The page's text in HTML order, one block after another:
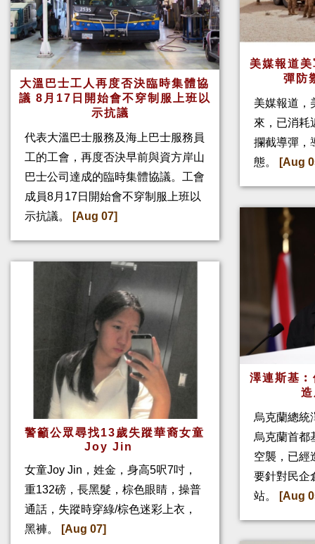
大溫巴士工人再度否決臨時集體協
議 8月17日開始會不穿制服上班以
示抗議
代表大溫巴士服務及海上巴士服務員
工的工會，再度否決早前與資方岸山
巴士公司達成的臨時集體協議。工會
成員8月17日開始會不穿制服上班以
示抗議。
[Aug 07]
警籲公眾尋找13歲失蹤華裔女童
Joy Jin
女童Joy Jin，姓金，身高5呎7吋，
重132磅，長黑髮，棕色眼睛，操普
通話，失蹤時穿綠/棕色迷彩上衣，
黑褲。
[Aug 07]
美媒報道
彈防
美媒報道，
來，已消耗
攔截導彈，
態。
[Aug
澤連斯基
烏克蘭總統
烏克蘭首都
空襲，已經
要針對民企
站。
[Aug